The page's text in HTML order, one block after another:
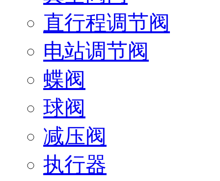
直行程调节阀
电站调节阀
蝶阀
球阀
减压阀
执行器